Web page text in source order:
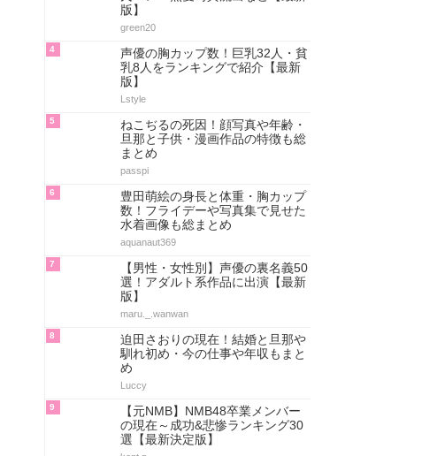
版】
green20
4
声優の胸カップ数！巨乳32人・貧
乳8人をランキングで紹介【最新
版】
Lstyle
5
ねこぢるの死因！顔写真や年齢・
旦那と子供・漫画作品の特徴も総
まとめ
passpi
6
豊田萌絵の身長と体重・胸カップ
数！フライデーや写真集で見せた
水着画像も総まとめ
aquanaut369
7
【男性・女性別】声優の裏名義50
選！アダルト系作品に出演【最新
版】
maru._.wanwan
8
迫田さおりの現在！結婚と旦那や
馴れ初め・今の仕事や年収もまと
め
Luccy
9
【元NMB】NMB48卒業メンバー
の現在～成功&悲惨ランキング30
選【最新決定版】